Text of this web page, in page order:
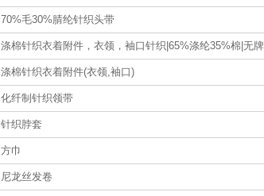
70%毛30%腈纶针织头带
涤棉针织衣着附件，衣领，袖口针织|65%涤纶35%棉|无牌
涤棉针织衣着附件(衣领,袖口)
化纤制针织领带
针织脖套
方巾
尼龙丝发卷